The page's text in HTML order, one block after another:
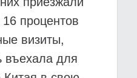
процентов
визиты,
въехала для